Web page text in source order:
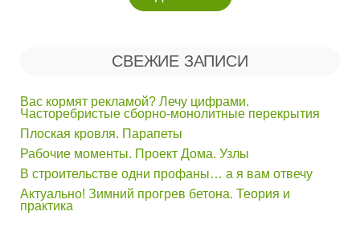
СВЕЖИЕ ЗАПИСИ
Вас кормят рекламой? Лечу цифрами.
Часторебристые сборно-монолитные перекрытия
Плоская кровля. Парапеты
Рабочие моменты. Проект Дома. Узлы
В строительстве одни профаны… а я вам отвечу
Актуально! Зимний прогрев бетона. Теория и
практика